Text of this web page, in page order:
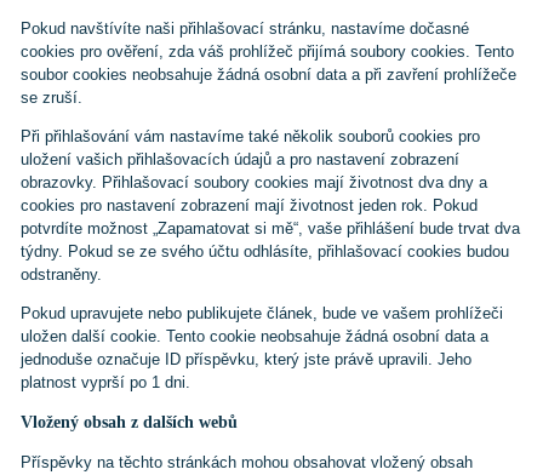
Pokud navštívíte naši přihlašovací stránku, nastavíme dočasné
cookies pro ověření, zda váš prohlížeč přijímá soubory cookies. Tento
soubor cookies neobsahuje žádná osobní data a při zavření prohlížeče
se zruší.
Při přihlašování vám nastavíme také několik souborů cookies pro
uložení vašich přihlašovacích údajů a pro nastavení zobrazení
obrazovky. Přihlašovací soubory cookies mají životnost dva dny a
cookies pro nastavení zobrazení mají životnost jeden rok. Pokud
potvrdíte možnost „Zapamatovat si mě“, vaše přihlášení bude trvat dva
týdny. Pokud se ze svého účtu odhlásíte, přihlašovací cookies budou
odstraněny.
Pokud upravujete nebo publikujete článek, bude ve vašem prohlížeči
uložen další cookie. Tento cookie neobsahuje žádná osobní data a
jednoduše označuje ID příspěvku, který jste právě upravili. Jeho
platnost vyprší po 1 dni.
Vložený obsah z dalších webů
Příspěvky na těchto stránkách mohou obsahovat vložený obsah